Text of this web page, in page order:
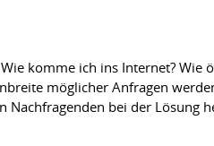
komme ich ins Internet? Wie
möglicher Anfragen
bei der Lösung